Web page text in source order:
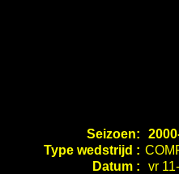
Seizoen:
Type wedstrijd :
Datum :
vr